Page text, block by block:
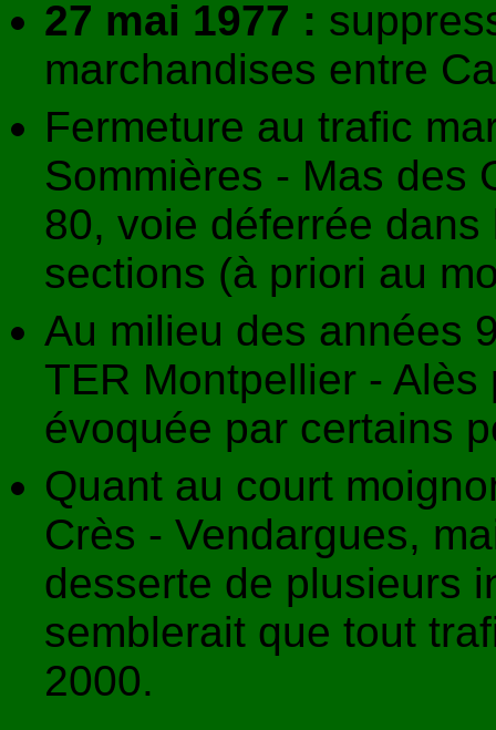
27 mai 1977 :
marchandises entre
Fermeture au trafic
Sommières - Mas des
80, voie déferrée
sections (à priori au
Au milieu des années
TER Montpellier -
évoquée par certains
Quant au court
Crès - Vendargues,
desserte de plusieurs
semblerait que tout
2000.